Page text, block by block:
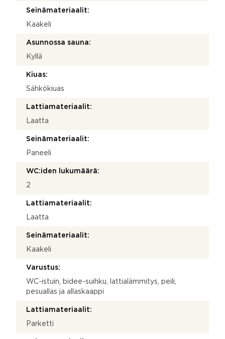
Seinämateriaalit:
Kaakeli
Asunnossa sauna:
Kyllä
Kiuas:
Sähkökiuas
Lattiamateriaalit:
Laatta
Seinämateriaalit:
Paneeli
WC:iden lukumäärä:
2
Lattiamateriaalit:
Laatta
Seinämateriaalit:
Kaakeli
Varustus:
WC-istuin, bidee-suihku, lattialämmitys, peili,
pesuallas ja allaskaappi
Lattiamateriaalit:
Parketti